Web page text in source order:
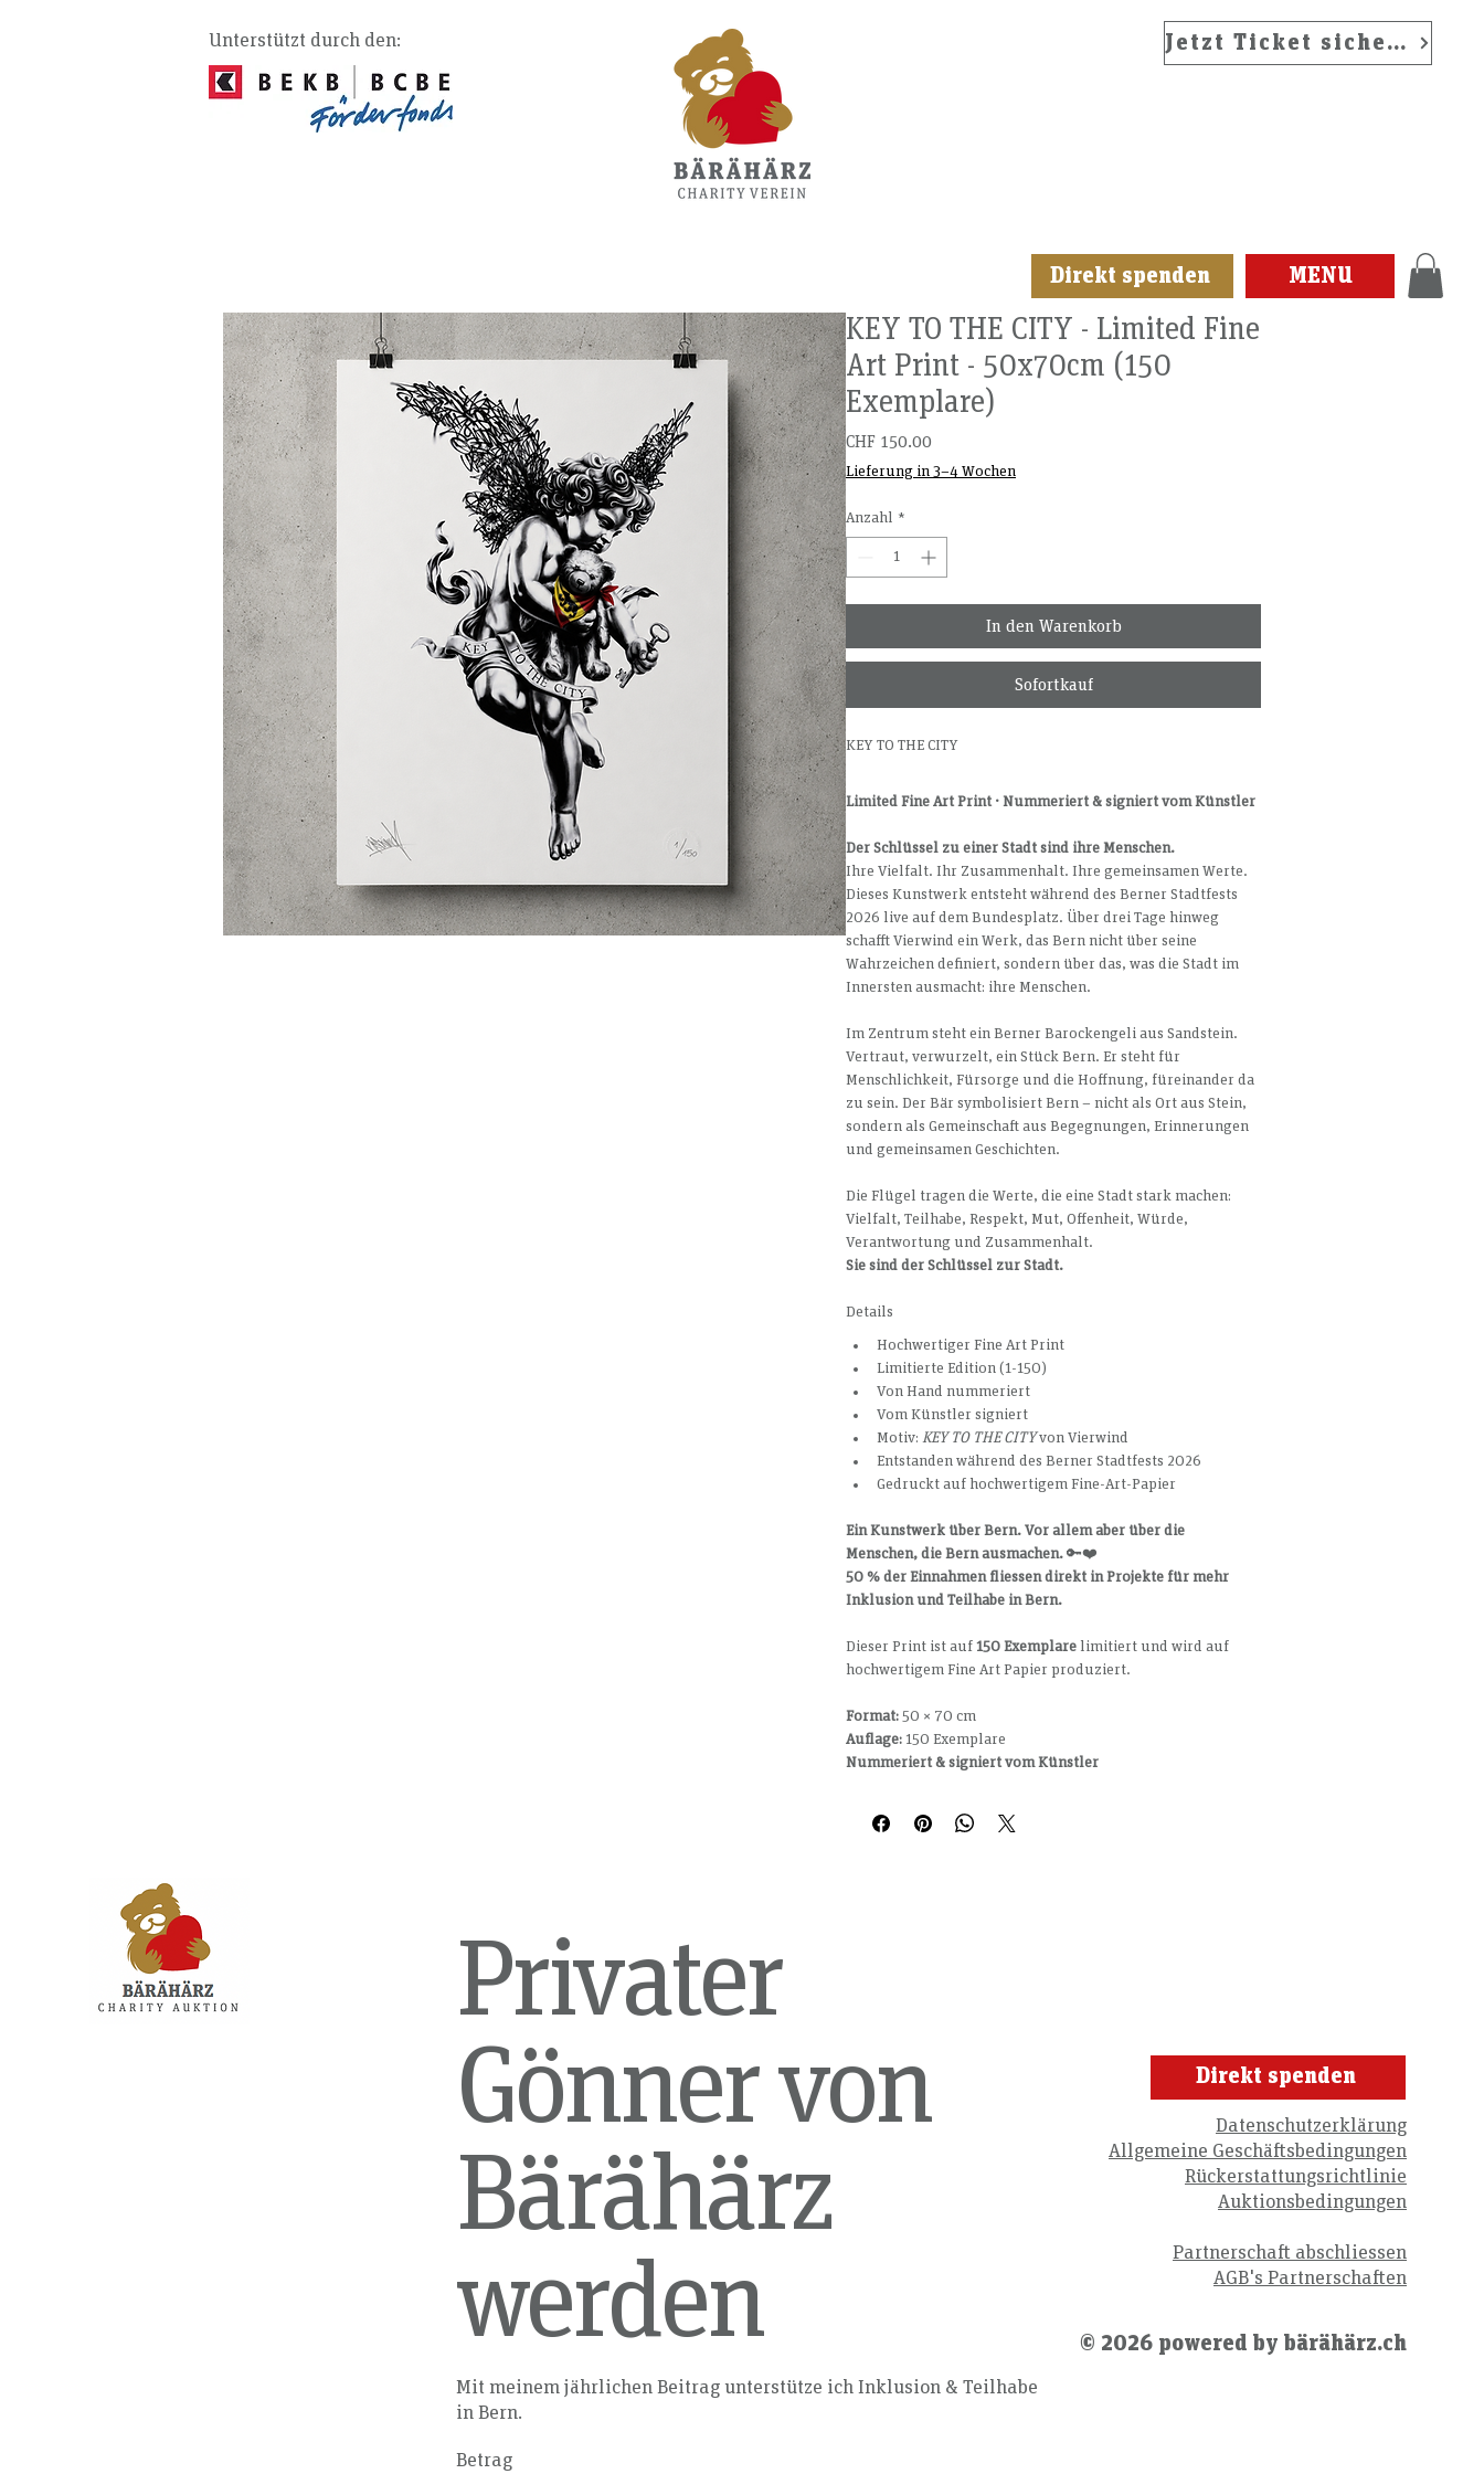
Unterstützt durch den: Jetzt Ticket sichern
Direkt spenden MENU
KEY TO THE CITY - Limited Fine
Art Print - 50x70cm (150
Exemplare)
CHF 150.00
Lieferung in 3–4 Wochen
Anzahl *
In den Warenkorb
Sofortkauf
KEY TO THE CITY
Limited Fine Art Print · Nummeriert & signiert vom Künstler
Der Schlüssel zu einer Stadt sind ihre Menschen.
Ihre Vielfalt. Ihr Zusammenhalt. Ihre gemeinsamen Werte.
Dieses Kunstwerk entsteht während des Berner Stadtfests
2026 live auf dem Bundesplatz. Über drei Tage hinweg
schafft Vierwind ein Werk, das Bern nicht über seine
Wahrzeichen definiert, sondern über das, was die Stadt im
Innersten ausmacht: ihre Menschen.
Im Zentrum steht ein Berner Barockengeli aus Sandstein.
Vertraut, verwurzelt, ein Stück Bern. Er steht für
Menschlichkeit, Fürsorge und die Hoffnung, füreinander da
zu sein. Der Bär symbolisiert Bern – nicht als Ort aus Stein,
sondern als Gemeinschaft aus Begegnungen, Erinnerungen
und gemeinsamen Geschichten.
Die Flügel tragen die Werte, die eine Stadt stark machen:
Vielfalt, Teilhabe, Respekt, Mut, Offenheit, Würde,
Verantwortung und Zusammenhalt.
Sie sind der Schlüssel zur Stadt.
Details
Hochwertiger Fine Art Print
Limitierte Edition (1-150)
Von Hand nummeriert
Vom Künstler signiert
Motiv: KEY TO THE CITY von Vierwind
Entstanden während des Berner Stadtfests 2026
Gedruckt auf hochwertigem Fine-Art-Papier
Ein Kunstwerk über Bern. Vor allem aber über die
Menschen, die Bern ausmachen. 🔑❤️
50 % der Einnahmen fliessen direkt in Projekte für mehr
Inklusion und Teilhabe in Bern.
Dieser Print ist auf 150 Exemplare limitiert und wird auf
hochwertigem Fine Art Papier produziert.
Format: 50 × 70 cm
Auflage: 150 Exemplare
Nummeriert & signiert vom Künstler
Privater
Gönner von
Bärähärz
werden
Mit meinem jährlichen Beitrag unterstütze ich Inklusion & Teilhabe
in Bern.
Betrag
Direkt spenden
Datenschutzerklärung
Allgemeine Geschäftsbedingungen
Rückerstattungsrichtlinie
Auktionsbedingungen
Partnerschaft abschliessen
AGB's Partnerschaften
© 2026 powered by bärähärz.ch